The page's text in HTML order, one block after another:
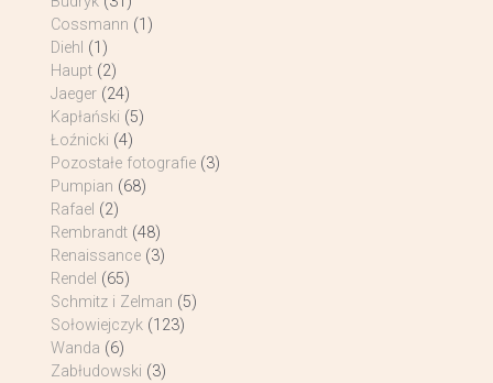
Cossmann (1)
Diehl (1)
Haupt (2)
Jaeger (24)
Kapłański (5)
Łoźnicki (4)
Pozostałe fotografie (3)
Pumpian (68)
Rafael (2)
Rembrandt (48)
Renaissance (3)
Rendel (65)
Schmitz i Zelman (5)
Sołowiejczyk (123)
Wanda (6)
Zabłudowski (3)